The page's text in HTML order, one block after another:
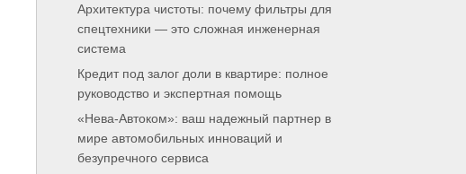
Архитектура чистоты: почему фильтры для
спецтехники — это сложная инженерная
система
Кредит под залог доли в квартире: полное
руководство и экспертная помощь
«Нева-Автоком»: ваш надежный партнер в
мире автомобильных инноваций и
безупречного сервиса